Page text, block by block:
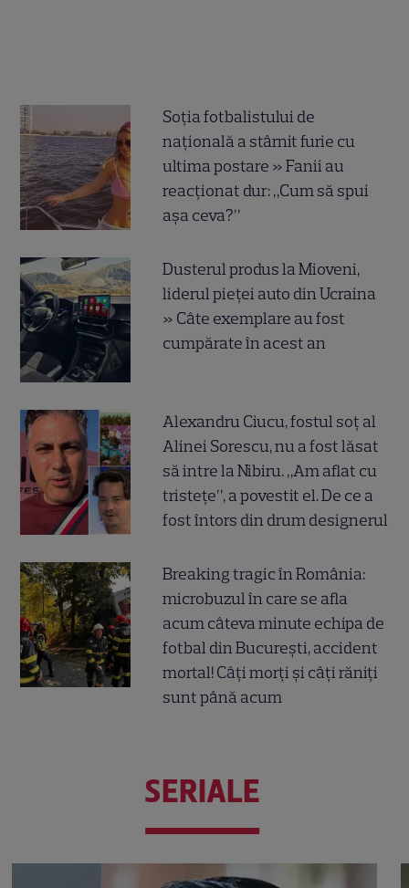
Soția fotbalistului de
națională a stârnit furie cu
ultima postare » Fanii au
reacționat dur: „Cum să spui
așa ceva?”
Dusterul produs la Mioveni,
liderul pieței auto din Ucraina
» Câte exemplare au fost
cumpărate în acest an
Alexandru Ciucu, fostul soț al
Alinei Sorescu, nu a fost lăsat
să intre la Nibiru. „Am aflat cu
tristețe”, a povestit el. De ce a
fost întors din drum designerul
Breaking tragic în România:
microbuzul în care se afla
acum câteva minute echipa de
fotbal din București, accident
mortal! Câți morți și câți răniți
sunt până acum
SERIALE